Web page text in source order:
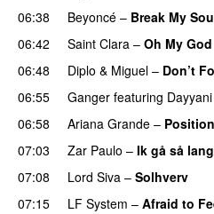
06:38
Beyoncé – Break My
06:42
Saint Clara – Oh My God
06:48
Diplo & Miguel – Don’t
06:55
Ganger featuring Dayyani
06:58
Ariana Grande –
07:03
Zar Paulo – Ik gå så
07:08
Lord Siva – Solhverv
07:15
LF System – Afraid to